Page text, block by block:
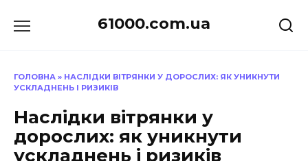
до
61000.com.ua
ГОЛОВНА » НАСЛІДКИ ВІТРЯНКИ У ДОРОСЛИХ: ЯК УНИКНУТИ
УСКЛАДНЕНЬ І РИЗИКІВ
Наслідки вітрянки у
дорослих: як уникнути
ускладнень і ризиків